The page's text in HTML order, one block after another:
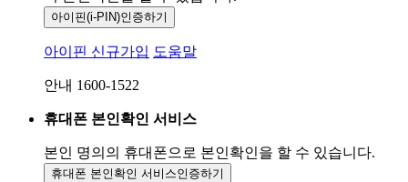
아이핀(i-PIN)인증하기
아이핀 신규가입 도움말
안내 1600-1522
휴대폰 본인확인 서비스
본인 명의의 휴대폰으로 본인확인을 할 수 있습니다.
휴대폰 본인확인 서비스인증하기